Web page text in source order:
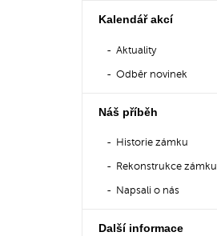
Kalendář akcí
Aktuality
Odběr novinek
Náš příběh
Historie zámku
Rekonstrukce zámku
Napsali o nás
Další informace